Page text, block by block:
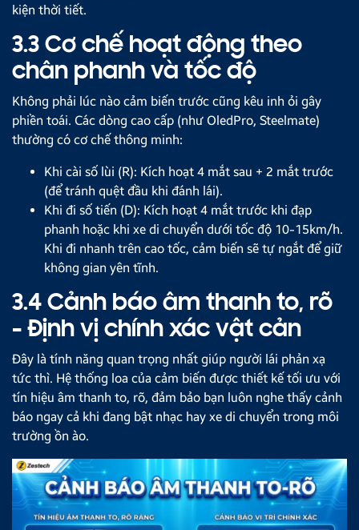
kiện thời tiết.
3.3 Cơ chế hoạt động theo
chân phanh và tốc độ
Không phải lúc nào cảm biến trước cũng kêu inh ỏi gây
phiền toái. Các dòng cao cấp (như OledPro, Steelmate)
thường có cơ chế thông minh:
Khi cài số lùi (R): Kích hoạt 4 mắt sau + 2 mắt trước
(để tránh quệt đầu khi đánh lái).
Khi đi số tiến (D): Kích hoạt 4 mắt trước khi đạp
phanh hoặc khi xe di chuyển dưới tốc độ 10-15km/h.
Khi đi nhanh trên cao tốc, cảm biến sẽ tự ngắt để giữ
không gian yên tĩnh.
3.4 Cảnh báo âm thanh to, rõ
- Định vị chính xác vật cản
Đây là tính năng quan trọng nhất giúp người lái phản xạ
tức thì. Hệ thống loa của cảm biến được thiết kế tối ưu với
tín hiệu âm thanh to, rõ, đảm bảo bạn luôn nghe thấy cảnh
báo ngay cả khi đang bật nhạc hay xe di chuyển trong môi
trường ồn ào.